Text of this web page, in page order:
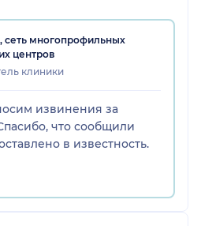
результаты первой
делала доктор
назад.. ( чтобы
причине болезнь
),
клиники ГрантиМед-
бессовестно
утеряна, якобы был
НЕЛЬЗЯ ВОССТАНОВИТЬ..
сеть многопрофильных
центров
клиники
извинения за
что сообщили
в известность.